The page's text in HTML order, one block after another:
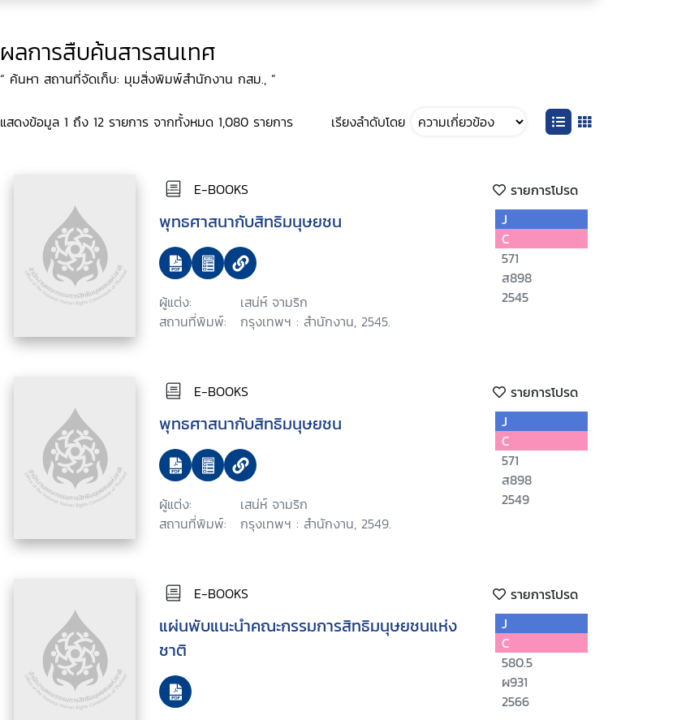
ผลการสืบค้นสารสนเทศ
“ ค้นหา สถานที่จัดเก็บ: มุมสิ่งพิมพ์สำนักงาน กสม., ”
แสดงข้อมูล 1 ถึง 12 รายการ จากทั้งหมด 1,080 รายการ เรียงลำดับโดย
E-BOOKS รายการโปรด
พุทธศาสนากับสิทธิมนุษยชน
ผู้แต่ง:
เสน่ห์ จามริก
สถานที่พิมพ์:
กรุงเทพฯ : สำนักงาน, 2545.
J
C
571
ส898
2545
E-BOOKS รายการโปรด
พุทธศาสนากับสิทธิมนุษยชน
ผู้แต่ง:
เสน่ห์ จามริก
สถานที่พิมพ์:
กรุงเทพฯ : สำนักงาน, 2549.
J
C
571
ส898
2549
E-BOOKS รายการโปรด
แผ่นพับแนะนำคณะกรรมการสิทธิมนุษยชนแห่ง
ชาติ
J
C
580.5
ผ931
2566